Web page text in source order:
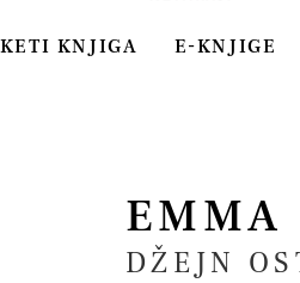
KNJIGA E-KNJIGE
EMMA
DŽEJN